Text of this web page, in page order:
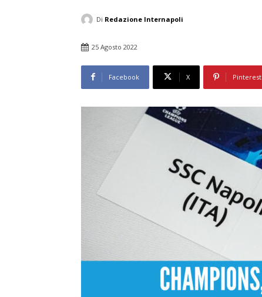
Di Redazione Internapoli
25 Agosto 2022
Facebook X Pinterest